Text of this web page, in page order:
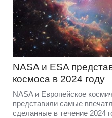
NASA и ESA
космоса в 2024 году
NASA и Европейское
представили самые
сделанные в течение 2024